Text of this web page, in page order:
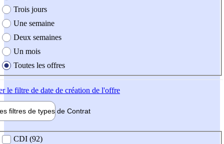
Trois jours
Une semaine
Deux semaines
Un mois
Toutes les offres
le filtre de date de création de l'offre
filtres de types de Contrat
contrat
CDI (92)